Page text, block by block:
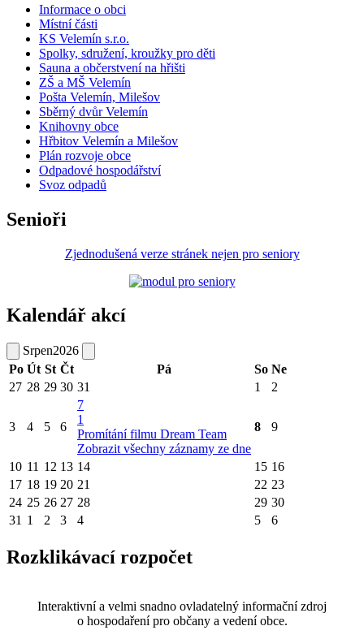
Informace o obci
Místní části
KS Velemín s.r.o.
Spolky, sdružení, kroužky pro děti
Sauna a občerstvení na hřišti
ZŠ a MŠ Velemín
Pošta Velemín, Milešov
Sběrný dvůr Velemín
Knihovny obce
Hřbitov Velemín a Milešov
Plán rozvoje obce
Odpadové hospodářství
Svoz odpadů
Senioři
Zjednodušená verze stránek nejen pro seniory
Kalendář akcí
Srpen2026
Po Út St Čt Pá So Ne
27 28 29 30 31 1 2
3 4 5 6
7
1
Promítání filmu Dream Team
Zobrazit všechny záznamy ze dne
8 9
10 11 12 13 14 15 16
17 18 19 20 21 22 23
24 25 26 27 28 29 30
31 1 2 3 4 5 6
Rozklikávací rozpočet
Interaktivní a velmi snadno ovladatelný informační zdroj
o hospodaření pro občany a vedení obce.